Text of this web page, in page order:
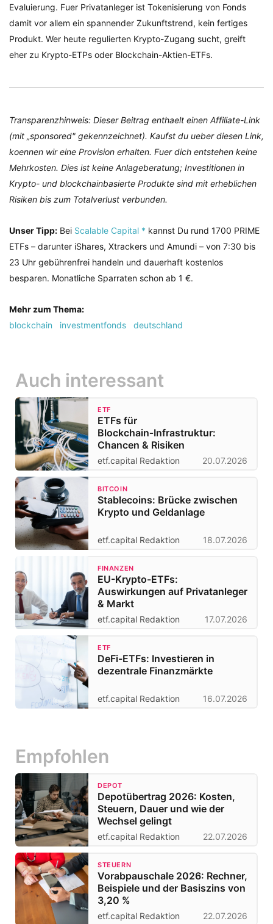
Evaluierung. Fuer Privatanleger ist Tokenisierung von Fonds
damit vor allem ein spannender Zukunftstrend, kein fertiges
Produkt. Wer heute regulierten Krypto-Zugang sucht, greift
eher zu Krypto-ETPs oder Blockchain-Aktien-ETFs.
Transparenzhinweis: Dieser Beitrag enthaelt einen Affiliate-Link
(mit „sponsored" gekennzeichnet). Kaufst du ueber diesen Link,
koennen wir eine Provision erhalten. Fuer dich entstehen keine
Mehrkosten. Dies ist keine Anlageberatung; Investitionen in
Krypto- und blockchainbasierte Produkte sind mit erheblichen
Risiken bis zum Totalverlust verbunden.
Unser Tipp: Bei Scalable Capital * kannst Du rund 1700 PRIME
ETFs – darunter iShares, Xtrackers und Amundi – von 7:30 bis
23 Uhr gebührenfrei handeln und dauerhaft kostenlos
besparen. Monatliche Sparraten schon ab 1 €.
Mehr zum Thema:
blockchain
investmentfonds deutschland
Auch interessant
ETF
ETFs für
Blockchain‑Infrastruktur:
Chancen & Risiken
etf.capital Redaktion 20.07.2026
BITCOIN
Stablecoins: Brücke zwischen
Krypto und Geldanlage
etf.capital Redaktion 18.07.2026
FINANZEN
EU-Krypto-ETFs:
Auswirkungen auf Privatanleger
& Markt
etf.capital Redaktion 17.07.2026
ETF
DeFi-ETFs: Investieren in
dezentrale Finanzmärkte
etf.capital Redaktion 16.07.2026
Empfohlen
DEPOT
Depotübertrag 2026: Kosten,
Steuern, Dauer und wie der
Wechsel gelingt
etf.capital Redaktion 22.07.2026
STEUERN
Vorabpauschale 2026: Rechner,
Beispiele und der Basiszins von
3,20 %
etf.capital Redaktion 22.07.2026